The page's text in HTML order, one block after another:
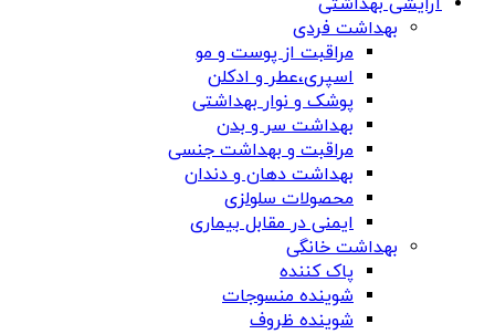
بهداشت فردی
مراقبت از پوست و مو
اسپری،عطر و ادکلن
پوشک و نوار بهداشتی
بهداشت سر و بدن
مراقبت و بهداشت جنسی
بهداشت دهان و دندان
محصولات سلولزی
ایمنی در مقابل بیماری
بهداشت خانگی
پاک کننده
شوینده منسوجات
شوینده ظروف